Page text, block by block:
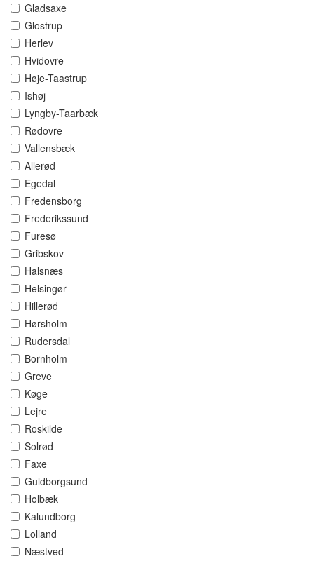
Gladsaxe
Glostrup
Herlev
Hvidovre
Høje-Taastrup
Ishøj
Lyngby-Taarbæk
Rødovre
Vallensbæk
Allerød
Egedal
Fredensborg
Frederikssund
Furesø
Gribskov
Halsnæs
Helsingør
Hillerød
Hørsholm
Rudersdal
Bornholm
Greve
Køge
Lejre
Roskilde
Solrød
Faxe
Guldborgsund
Holbæk
Kalundborg
Lolland
Næstved